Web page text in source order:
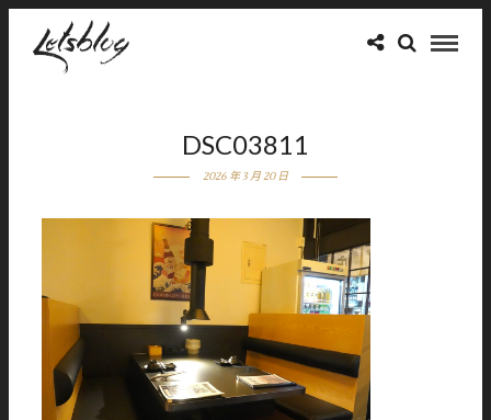
DSC03811
2026 年 3 月 20 日